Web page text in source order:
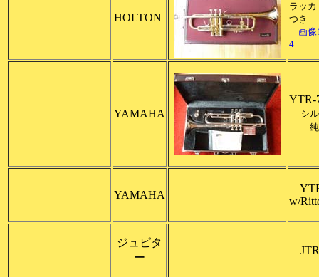
HOLTON
ラッ
つき
画像
4
YAMAHA
YTR-
シ
YAMAHA
w/
ジュピタ
ー